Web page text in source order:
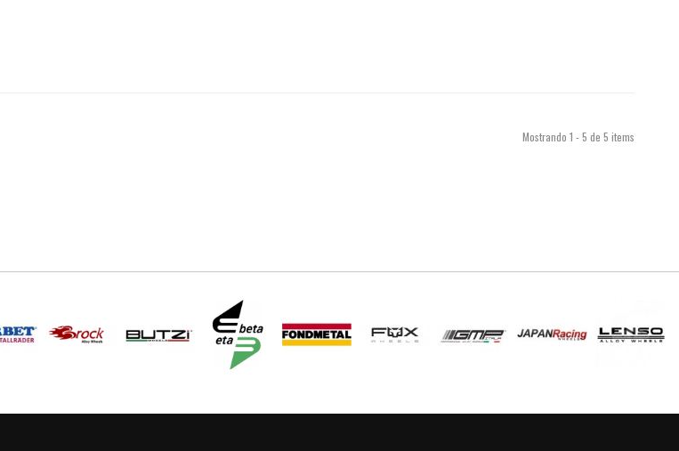
Mostrando 1 - 5 de 5 items